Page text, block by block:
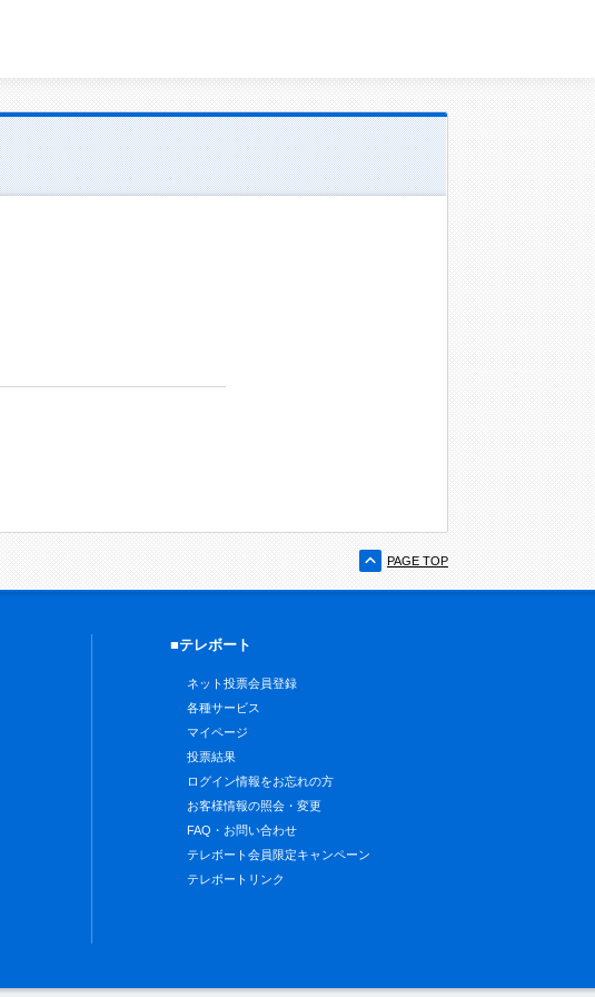
PAGE TOP
■テレボート
ネット投票会員登録
各種サービス
マイページ
投票結果
ログイン情報をお忘れの方
お客様情報の照会・変更
FAQ・お問い合わせ
テレボート会員限定キャンペーン
テレボートリンク